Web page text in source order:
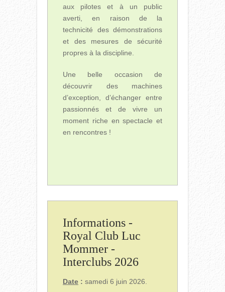
aux pilotes et à un public
averti, en raison de la
technicité des démonstrations
et des mesures de sécurité
propres à la discipline.
Une belle occasion de
découvrir des machines
d’exception, d’échanger entre
passionnés et de vivre un
moment riche en spectacle et
en rencontres !
Informations -
Royal Club Luc
Mommer -
Interclubs 2026
Date : samedi 6 juin 2026.